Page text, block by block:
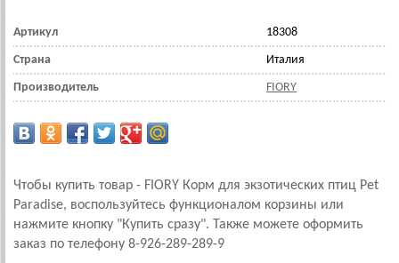
Артикул 18308
Страна Италия
Производитель FIORY
Чтобы купить товар - FIORY Корм для экзотических птиц Pet
Paradise, воспользуйтесь функционалом корзины или
нажмите кнопку "Купить сразу". Также можете оформить
заказ по телефону 8-926-289-289-9